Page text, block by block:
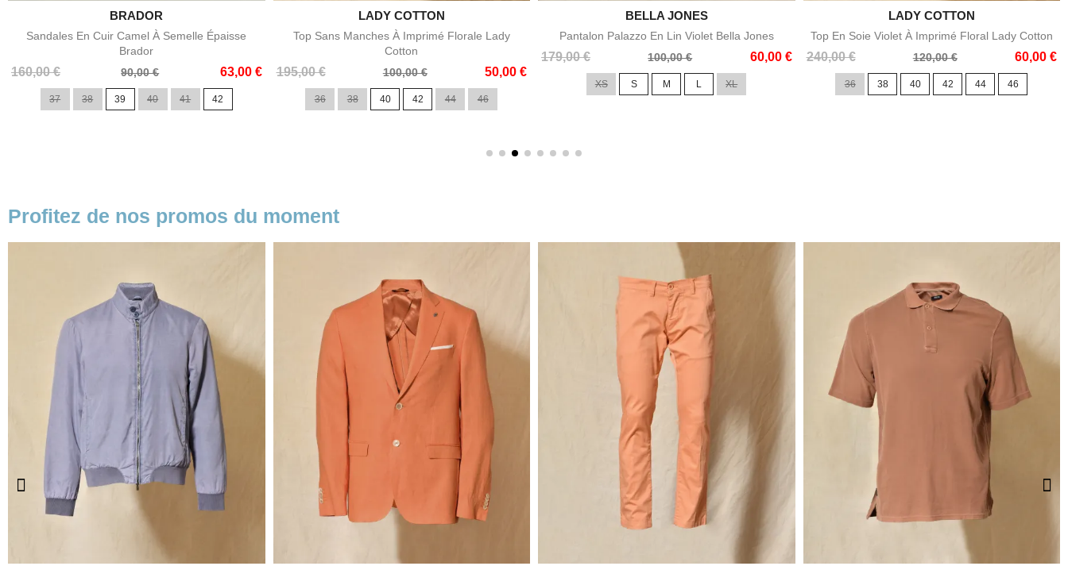
Aperçu rapide
BRADOR
Sandales En Cuir Camel À Semelle Épaisse
Brador
160,00 €
Prix
90,00 € 63,00 €
Prix
37 38 39 40 41 42
Aperçu rapide
LADY COTTON
Top Sans Manches À Imprimé Florale Lady
Cotton
195,00 €
Prix
100,00 € 50,00 €
Prix
36 38 40 42 44 46
Aperçu rapide
BELLA JONES
Pantalon Palazzo En Lin Violet Bella Jones
179,00 €
Prix
100,00 € 60,00 €
Prix
XS S M L XL
Aperçu rapide
LADY COTTON
Top En Soie Violet À Imprimé Floral Lady Cotton
240,00 €
Prix
120,00 € 60,00 €
Prix
36 38 40 42 44 46
Profitez de nos promos du moment